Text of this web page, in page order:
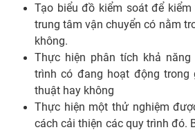
Tạo biểu đồ kiểm soát để
trung tâm vận chuyển có nằm
không.
Thực hiện phân tích khả
trình có đang hoạt động
thuật hay không
Thực hiện một thử nghiệm
cách cải thiện các quy trình đó.